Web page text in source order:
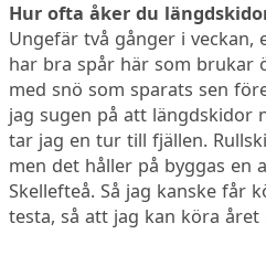
Hur ofta åker du
Ungefär två gånger i veckan,
har bra spår här som brukar
med snö som sparats sen
jag sugen på att längdskidor
tar jag en tur till fjällen.
men det håller på byggas en
Skellefteå. Så jag kanske får
testa, så att jag kan köra året